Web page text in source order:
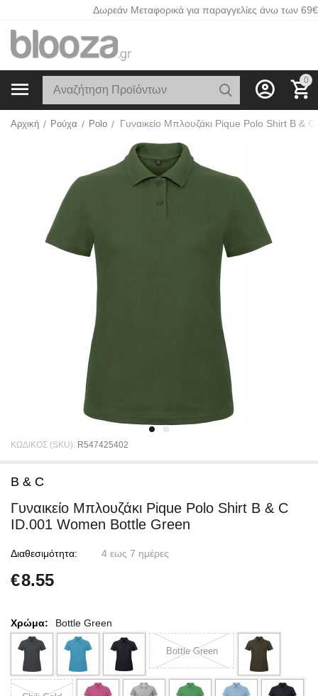
Δωρεάν Μεταφορικά για παραγγελίες άνω των 69€
0
Αρχική / Ρούχα / Polo /
ΚΩΔΙΚΟΣ (SKU): R547425402
B & C
Γυναικείο Μπλουζάκι Pique Polo Shirt B & C
ID.001 Women Bottle Green
Διαθεσιμότητα: 4 εως 7 ημέρες
€8.55
Χρώμα: Bottle Green
Bottle Green